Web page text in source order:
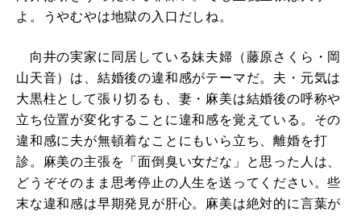
よ。うやむやは地獄の入口だしね。
向井の実家に同居している妹夫婦（藤原さくら・岡
山天音）は、結婚後の違和感がテーマだ。夫・元気は
大黒柱として張り切るも、妻・麻美は結婚後の呼称や
立ち位置が変化することに違和感を覚えている。その
違和感に夫が無頓着なことにもいら立ち、離婚を打
診。麻美の主張を「面倒臭い女だな」と思った人は、
どうぞそのまま思考停止の人生を送ってください。些
末な違和感は早期発見が肝心。麻美は絶対的に言葉が